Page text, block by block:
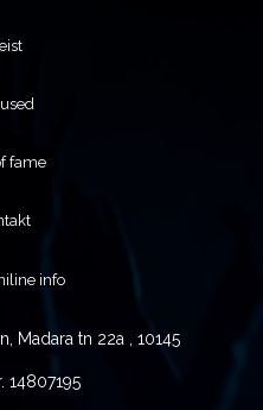
fame
info
Madara tn 22a , 10145
14807195